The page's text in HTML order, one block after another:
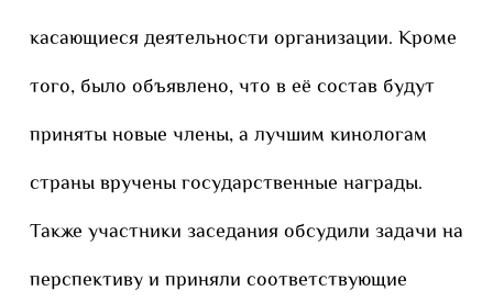
касающиеся деятельности организации. Кроме
того, было объявлено, что в её состав будут
приняты новые члены, а лучшим кинологам
страны вручены государственные награды.
Также участники заседания обсудили задачи на
перспективу и приняли соответствующие